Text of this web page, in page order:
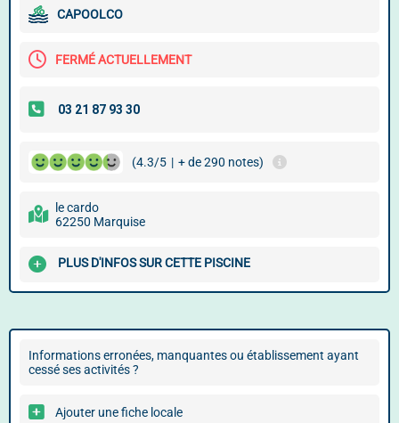
CAPOOLCO
FERMÉ ACTUELLEMENT
(4.3/5 | + de 290 notes)
le cardo
62250 Marquise
PLUS D'INFOS SUR CETTE PISCINE
Informations erronées, manquantes ou établissement ayant
cessé ses activités ?
Ajouter une fiche locale